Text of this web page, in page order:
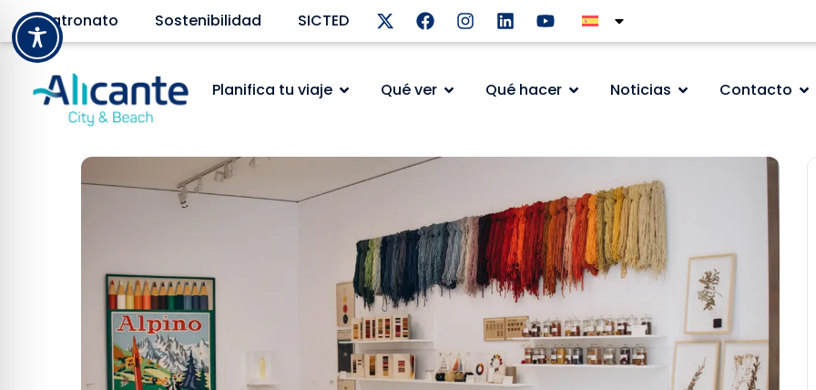
Patronato Sostenibilidad SICTED
Planifica tu viaje Qué ver Qué hacer Noticias Contacto